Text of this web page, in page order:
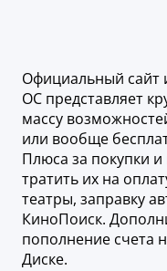
Официальный сайт
ОС представляет
массу
или вообще
Плюса за покупки
тратить их на
театры, заправку
КиноПоиск.
пополнение счета
Диске.